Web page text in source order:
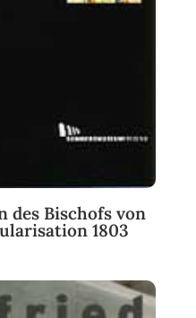
des Bischofs von
1803